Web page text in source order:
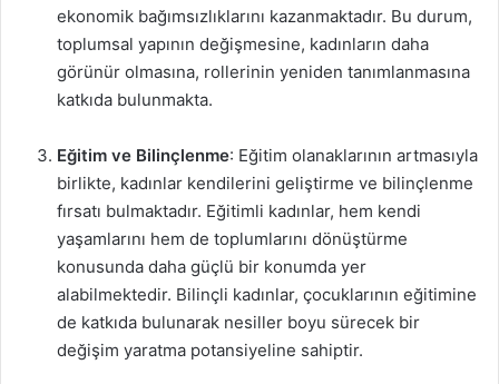
ekonomik bağımsızlıklarını kazanmaktadır. Bu durum,
toplumsal yapının değişmesine, kadınların daha
görünür olmasına, rollerinin yeniden tanımlanmasına
katkıda bulunmakta.
Eğitim ve Bilinçlenme: Eğitim olanaklarının artmasıyla
birlikte, kadınlar kendilerini geliştirme ve bilinçlenme
fırsatı bulmaktadır. Eğitimli kadınlar, hem kendi
yaşamlarını hem de toplumlarını dönüştürme
konusunda daha güçlü bir konumda yer
alabilmektedir. Bilinçli kadınlar, çocuklarının eğitimine
de katkıda bulunarak nesiller boyu sürecek bir
değişim yaratma potansiyeline sahiptir.